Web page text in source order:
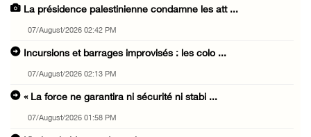
La présidence palestinienne condamne les att ...
07/August/2026 02:42 PM
Incursions et barrages improvisés : les colo ...
07/August/2026 02:13 PM
« La force ne garantira ni sécurité ni stabi ...
07/August/2026 01:58 PM